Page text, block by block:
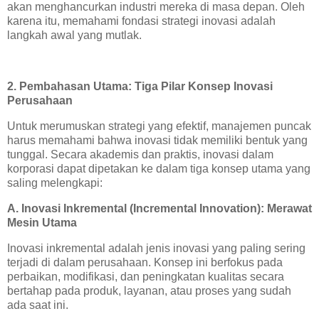
akan menghancurkan industri mereka di masa depan. Oleh
karena itu, memahami fondasi strategi inovasi adalah
langkah awal yang mutlak.
2. Pembahasan Utama: Tiga Pilar Konsep Inovasi
Perusahaan
Untuk merumuskan strategi yang efektif, manajemen puncak
harus memahami bahwa inovasi tidak memiliki bentuk yang
tunggal. Secara akademis dan praktis, inovasi dalam
korporasi dapat dipetakan ke dalam tiga konsep utama yang
saling melengkapi:
A. Inovasi Inkremental (Incremental Innovation): Merawat
Mesin Utama
Inovasi inkremental adalah jenis inovasi yang paling sering
terjadi di dalam perusahaan. Konsep ini berfokus pada
perbaikan, modifikasi, dan peningkatan kualitas secara
bertahap pada produk, layanan, atau proses yang sudah
ada saat ini.